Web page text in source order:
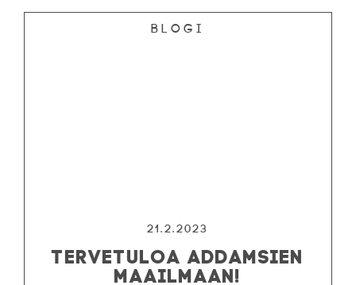
Blogi
21.2.2023
TERVETULOA ADDAMSIEN
MAAILMAAN!